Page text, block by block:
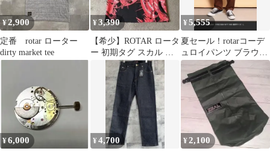
¥2,900
定番 rotar ローター
dirty market tee
¥3,390
【希少】ROTAR ロータ
ー 初期タグ スカル ド
クロ スケート
¥5,555
夏セール！rotarコーデ
ュロイパンツ ブラウン
Lサイズ 試着のみ新品
ビール柄
¥6,000 ¥4,700 ¥ 2,100